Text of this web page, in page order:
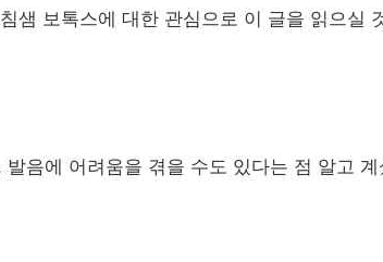
샘 보톡스에 대한 관심으로 이 글을 읽으실
음에 어려움을 겪을 수도 있다는 점 알고 계